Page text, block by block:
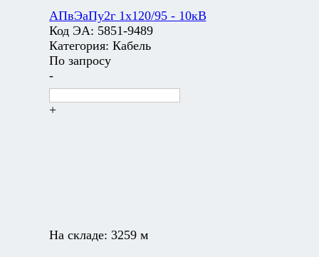
АПвЭаПу2г 1х120/95 - 10кВ
Код ЭА: 5851-9489
Категория: Кабель
По запросу
-
+
На складе: 3259 м